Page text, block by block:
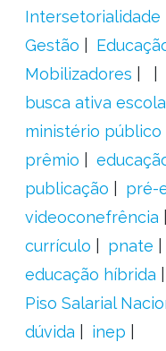
Intersetorialidade
Gestão
Mobilizadores
busca ativa
ministério público
prêmio
publicação
pré-
videoconefrência
currículo
pnate
educação híbrida
Piso Salarial
dúvida
inep